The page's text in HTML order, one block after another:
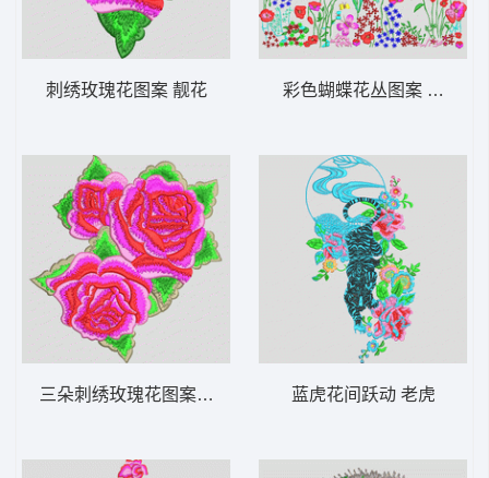
刺绣玫瑰花图案 靓花
三朵刺绣玫瑰花图案 靓花
彩色蝴蝶花丛图案 靓花
蓝虎花间跃动 老虎